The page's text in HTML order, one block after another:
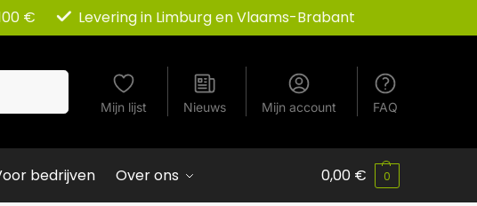
€ Levering in Limburg en Vlaams-Brabant
Mijn lijst Nieuws Mijn account FAQ
bedrijven Over ons 0,00 € 0